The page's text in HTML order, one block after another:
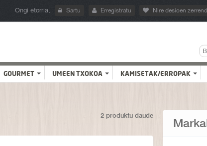
Ongi etorria, Sartu Erregistratu Nire desioen
GOURMET UMEEN TXOKOA KAMISETAK/ERROPAK
2 produktu daude